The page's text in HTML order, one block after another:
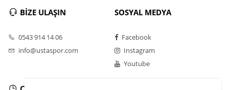
BİZE ULAŞIN
0543 914 14 06
info@ustaspor.com
SOSYAL MEDYA
Facebook
Instagram
Youtube